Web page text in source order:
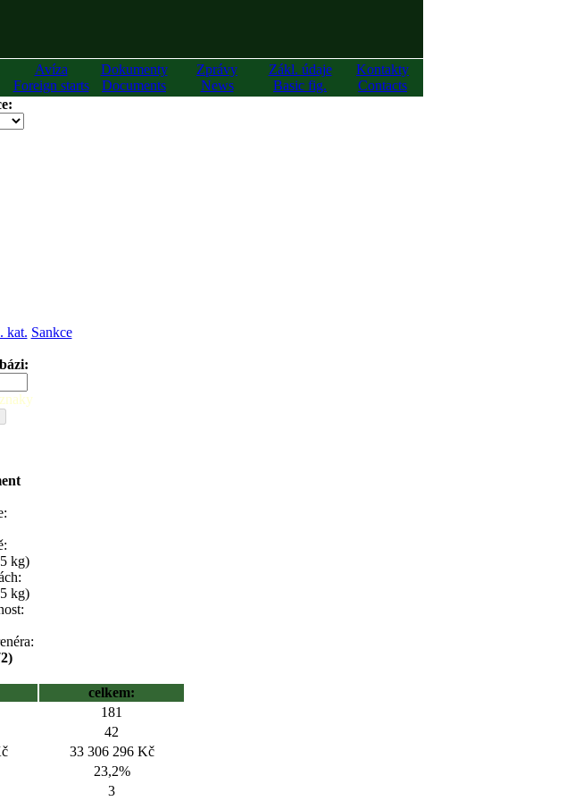
Avíza
Foreign starts
Dokumenty
Documents
Zprávy
News
Zákl. údaje
Basic fig.
Kontakty
Contacts
kat. Sankce
kg)
kg)
celkem:
181
42
33 306 296 Kč
23,2%
3